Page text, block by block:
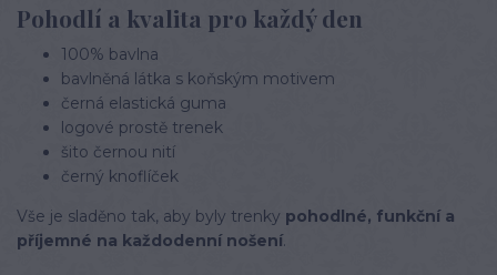
Pohodlí a kvalita pro každý den
100% bavlna
bavlněná látka s koňským motivem
černá elastická guma
logové prostě trenek
šito černou nití
černý knoflíček
Vše je sladěno tak, aby byly trenky pohodlné, funkční a
příjemné na každodenní nošení.